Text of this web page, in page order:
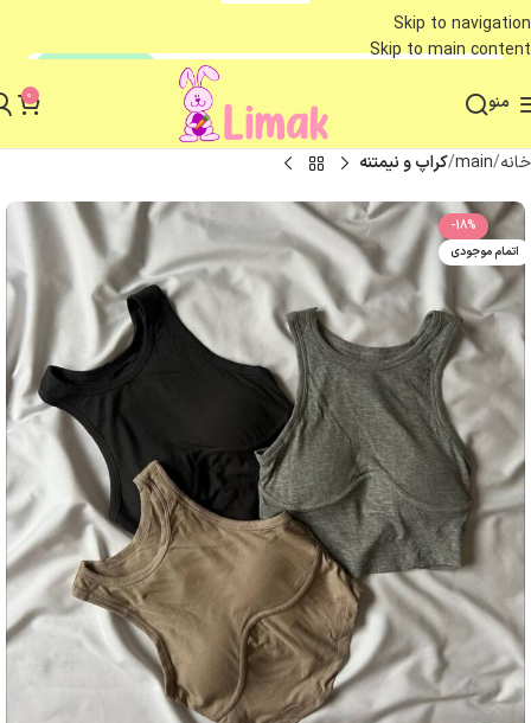
Skip to navigation
Skip to main content
منو 0
خانه main کراپ و نیمتنه
-18%
اتمام موجودی